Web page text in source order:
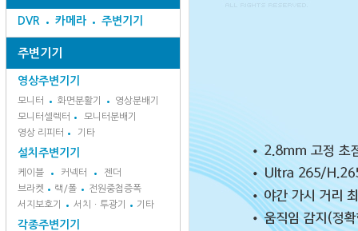
DVR 카메라 주변기기
주변기기
영상주변기기
모니터 화면분활기
영상분배기
모니터셀렉터
모니터분배기
영상 리피터
기타
설치주변기기
케이블 커넥터
젠더
브라켓
랙/폴
전원중첩증폭
서지보호기
서치ㆍ투광기 기타
각종주변기기